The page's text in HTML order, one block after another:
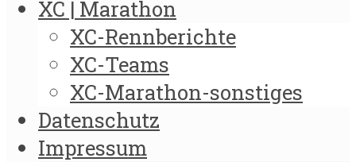
XC | Marathon
XC-Rennberichte
XC-Teams
XC-Marathon-sonstiges
Datenschutz
Impressum